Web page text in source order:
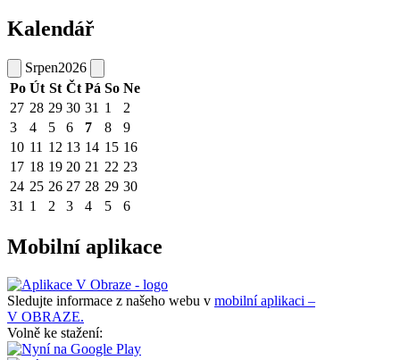
Kalendář
Srpen2026
Po Út St Čt Pá So Ne
27 28 29 30 31 1
2
3
4 5 6 7 8
9
10 11 12 13 14 15 16
17 18 19 20 21 22 23
24 25 26 27 28 29 30
31 1 2 3 4 5 6
Mobilní aplikace
Sledujte informace z našeho webu v mobilní aplikaci –
V OBRAZE.
Volně ke stažení: